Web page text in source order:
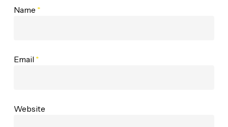
Name *
Email *
Website